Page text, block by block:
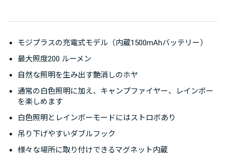
モジプラスの充電式モデル（内蔵1500mAhバッテリー）
最大照度200 ルーメン
自然な照明を生み出す艶消しのホヤ
通常の白色照明に加え、キャンプファイヤー、レインボー
を楽しめます
白色照明とレインボーモードにはストロボあり
吊り下げやすいダブルフック
様々な場所に取り付けできるマグネット内蔵